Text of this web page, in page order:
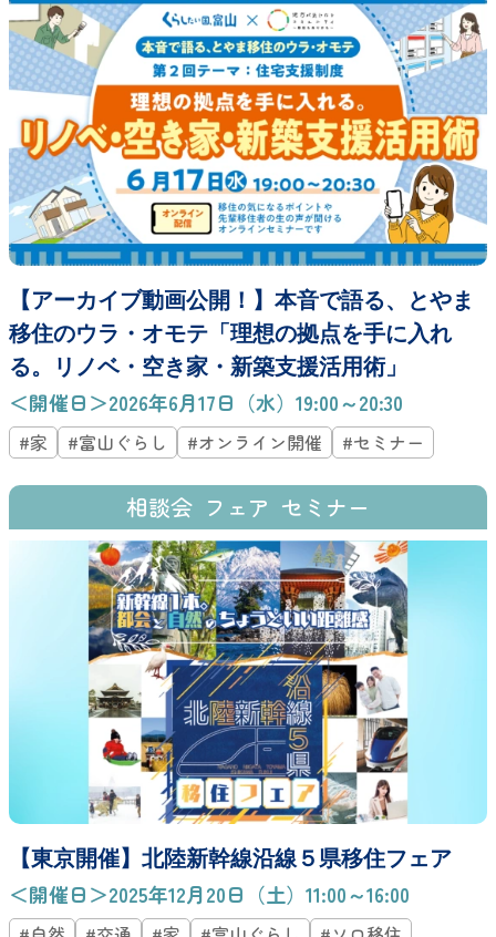
【アーカイブ動画公開！】本音で語る、とやま
移住のウラ・オモテ「理想の拠点を手に入れ
る。リノベ・空き家・新築支援活用術」
＜開催日＞2026年6月17日（水）19:00～20:30
#家 #富山ぐらし #オンライン開催 #セミナー
相談会 フェア セミナー
【東京開催】北陸新幹線沿線５県移住フェア
＜開催日＞2025年12月20日（土）11:00～16:00